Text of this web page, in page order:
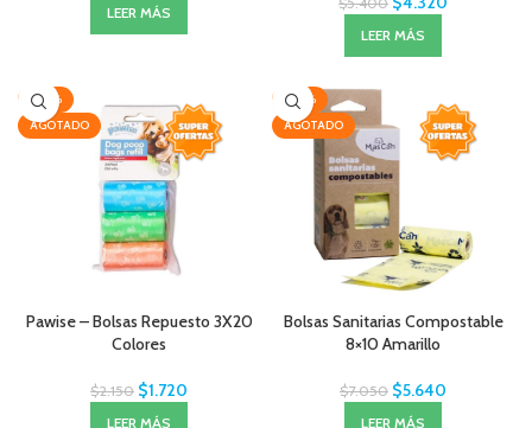
LEER MÁS
LEER MÁS
-20%
AGOTADO
Pawise – Bolsas Repuesto 3X20
Colores
$2.150 $1.720
LEER MÁS
-20%
AGOTADO
Bolsas Sanitarias Compostable
8×10 Amarillo
$7.050 $5.640
LEER MÁS